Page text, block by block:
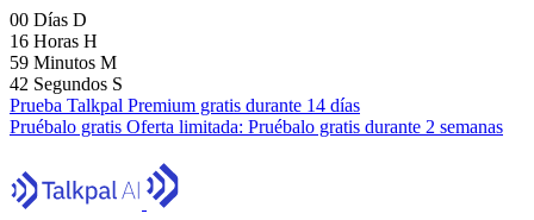
00 Días D
16 Horas H
59 Minutos M
41 Segundos S
Prueba Talkpal Premium gratis durante 14 días
Pruébalo gratis Oferta limitada: Pruébalo gratis durante 2 semanas